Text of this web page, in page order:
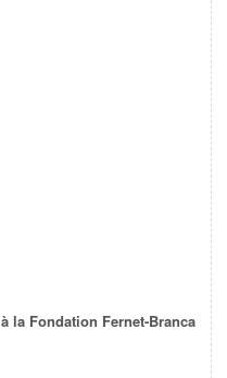
à la Fondation Fernet-Branca